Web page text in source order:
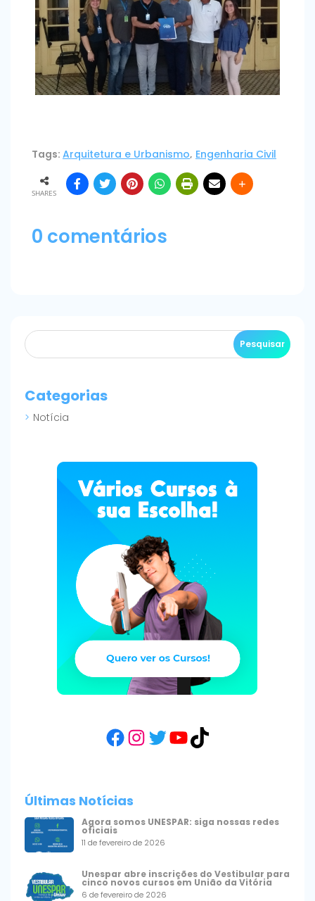
Tags: Arquitetura e Urbanismo, Engenharia Civil
SHARES
0 comentários
Categorias
Notícia
Facebook
Instagram
Twitter
YouTube
TikTok
Últimas Notícias
Agora somos UNESPAR: siga nossas redes
oficiais
11 de fevereiro de 2026
Unespar abre inscrições do Vestibular para
cinco novos cursos em União da Vitória
6 de fevereiro de 2026